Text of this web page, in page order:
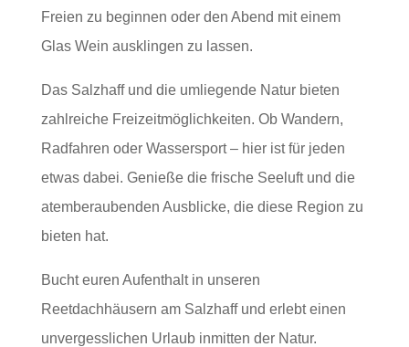
Freien zu beginnen oder den Abend mit einem
Glas Wein ausklingen zu lassen.
Das Salzhaff und die umliegende Natur bieten
zahlreiche Freizeitmöglichkeiten. Ob Wandern,
Radfahren oder Wassersport – hier ist für jeden
etwas dabei. Genieße die frische Seeluft und die
atemberaubenden Ausblicke, die diese Region zu
bieten hat.
Bucht euren Aufenthalt in unseren
Reetdachhäusern am Salzhaff und erlebt einen
unvergesslichen Urlaub inmitten der Natur.